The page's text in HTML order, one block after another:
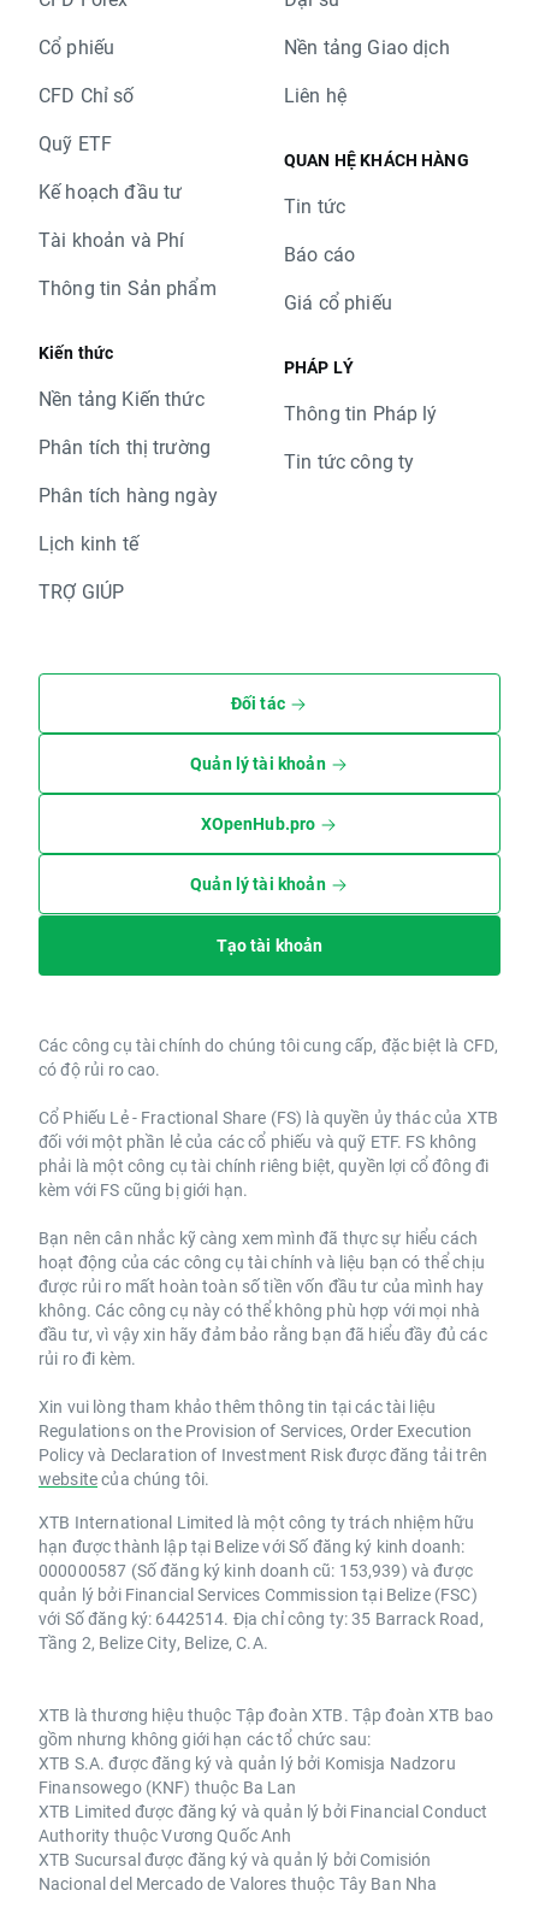
Cổ phiếu
CFD Chỉ số
Quỹ ETF
Kế hoạch đầu tư
Tài khoản và Phí
Thông tin Sản phẩm
Kiến thức
Nền tảng Kiến thức
Phân tích thị trường
Phân tích hàng ngày
Lịch kinh tế
TRỢ GIÚP
Nền tảng Giao dịch
Liên hệ
QUAN HỆ KHÁCH HÀNG
Tin tức
Báo cáo
Giá cổ phiếu
PHÁP LÝ
Thông tin Pháp lý
Tin tức công ty
Đối tác
Quản lý tài khoản
XOpenHub.pro
Quản lý tài khoản
Tạo tài khoản
Các công cụ tài chính do chúng tôi cung cấp, đặc biệt là CFD,
có độ rủi ro cao.
Cổ Phiếu Lẻ - Fractional Share (FS) là quyền ủy thác của XTB
đối với một phần lẻ của các cổ phiếu và quỹ ETF. FS không
phải là một công cụ tài chính riêng biệt, quyền lợi cổ đông đi
kèm với FS cũng bị giới hạn.
Bạn nên cân nhắc kỹ càng xem mình đã thực sự hiểu cách
hoạt động của các công cụ tài chính và liệu bạn có thể chịu
được rủi ro mất hoàn toàn số tiền vốn đầu tư của mình hay
không. Các công cụ này có thể không phù hợp với mọi nhà
đầu tư, vì vậy xin hãy đảm bảo rằng bạn đã hiểu đầy đủ các
rủi ro đi kèm.
Xin vui lòng tham khảo thêm thông tin tại các tài liệu
Regulations on the Provision of Services, Order Execution
Policy và Declaration of Investment Risk được đăng tải trên
websitecủa chúng tôi.
XTB International Limited là một công ty trách nhiệm hữu
hạn được thành lập tại Belize với Số đăng ký kinh doanh:
000000587 (Số đăng ký kinh doanh cũ: 153,939) và được
quản lý bởi Financial Services Commission tại Belize (FSC)
với Số đăng ký: 6442514. Địa chỉ công ty: 35 Barrack Road,
Tầng 2, Belize City, Belize, C.A.
XTB là thương hiệu thuộc Tập đoàn XTB. Tập đoàn XTB bao
gồm nhưng không giới hạn các tổ chức sau:
XTB S.A. được đăng ký và quản lý bởi Komisja Nadzoru
Finansowego (KNF) thuộc Ba Lan
XTB Limited được đăng ký và quản lý bởi Financial Conduct
Authority thuộc Vương Quốc Anh
XTB Sucursal được đăng ký và quản lý bởi Comisión
Nacional del Mercado de Valores thuộc Tây Ban Nha